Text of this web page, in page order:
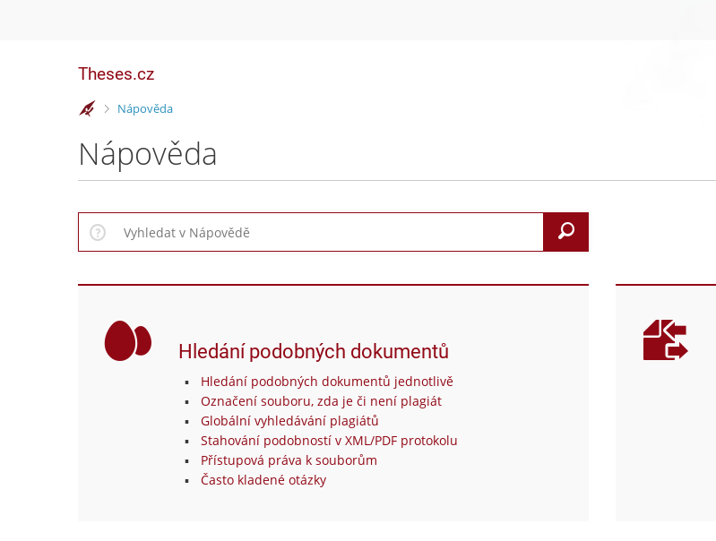
Theses.cz
>Nápověda
Nápověda
Hledání podobných dokumentů
Hledání podobných dokumentů jednotlivě
Označení souboru, zda je či není plagiát
Globální vyhledávání plagiátů
Stahování podobností v XML/PDF protokolu
Přístupová práva k souborům
Často kladené otázky